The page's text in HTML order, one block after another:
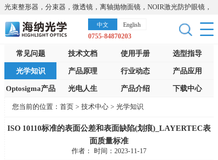
光束整形器，分束器，微透镜，离轴抛物面镜，NOIR激光防护眼镜，
太阳能模拟器，显微镜载物台，激光器，光谱仪，红外热像仪，激光
晶体
中文 English
0755-84870203
常见问题 技术文档 使用手册 选型指导
光学知识 产品原理 行业动态 产品应用
Optosigma产品 光电人生 产品介绍 下载中心
您当前的位置： 首页 > 技术中心 > 光学知识
ISO 10110标准的表面公差和表面缺陷(划痕)_LAYERTEC表
面质量标准
作者： 时间：2023-11-17